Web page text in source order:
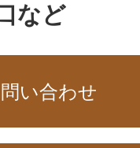
など
い合わせ